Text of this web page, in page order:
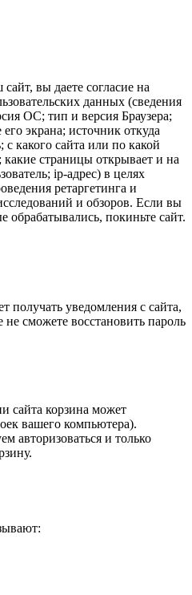
вы даете согласие на
данных (сведения
ОС; тип и версия Браузера;
экрана; источник откуда
с какого сайта или по какой
страницы открывает и на
ip-адрес) в целях
ретаргетинга и
и обзоров. Если вы
покиньте сайт.
получать уведомления с сайта,
не сможете восстановить пароль
сайта корзина может
вашего компьютера).
авторизоваться и только